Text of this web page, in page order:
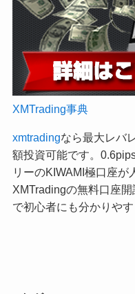
XMTrading事典
xmtradingなら最大レバ
額投資可能です。
リーのKIWAMI極口座が
XMTradingの無料口座
で初心者にも分かりやす